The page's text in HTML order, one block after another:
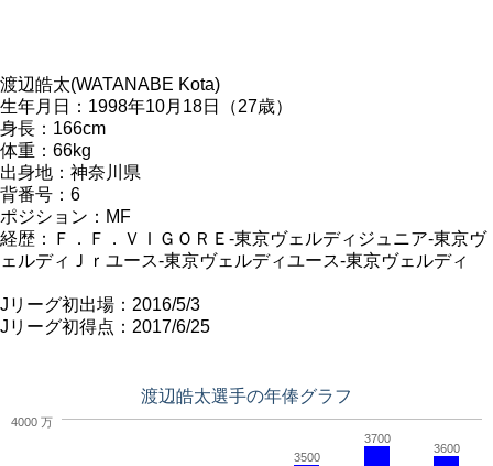
渡辺皓太(WATANABE Kota)
生年月日：1998年10月18日（27歳）
身長：166cm
体重：66kg
出身地：神奈川県
背番号：6
ポジション：MF
経歴：Ｆ．Ｆ．ＶＩＧＯＲＥ-東京ヴェルディジュニア-東京ヴ
ェルディＪｒユース-東京ヴェルディユース-東京ヴェルディ
Jリーグ初出場：2016/5/3
Jリーグ初得点：2017/6/25
渡辺皓太選手の年俸グラフ
3500
3700
3600
4000 万